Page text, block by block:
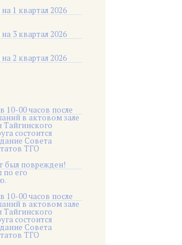
1 квартал 2026
3 квартал 2026
2 квартал 2026
10-00 часов после
в актовом зале
состоится
Совета
ТГО
был поврежден!
по его
10-00 часов после
в актовом зале
состоится
Совета
ТГО